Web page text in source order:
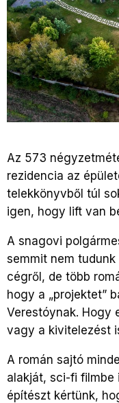
Az 573
rezidencia az
telekkönyvből túl
igen, hogy lift van
A snagovi
semmit nem
cégről, de több
hogy a „projektet”
Verestóynak. Hogy
vagy a kivitelezést
A román sajtó
alakját, sci-fi filmbe
építészt kértünk,